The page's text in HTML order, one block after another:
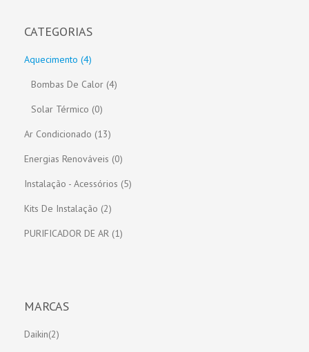
CATEGORIAS
Aquecimento (4)
Bombas De Calor (4)
Solar Térmico (0)
Ar Condicionado (13)
Energias Renováveis (0)
Instalação - Acessórios (5)
Kits De Instalação (2)
PURIFICADOR DE AR (1)
MARCAS
Daikin(2)